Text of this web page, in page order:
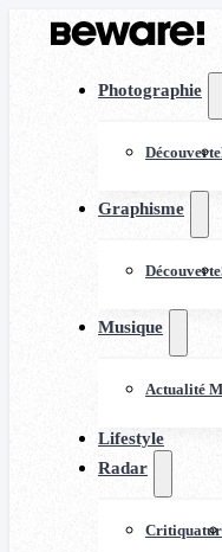
Photographie
Découverte
Graphisme
Découverte
Musique
Actualité
Lifestyle
Radar